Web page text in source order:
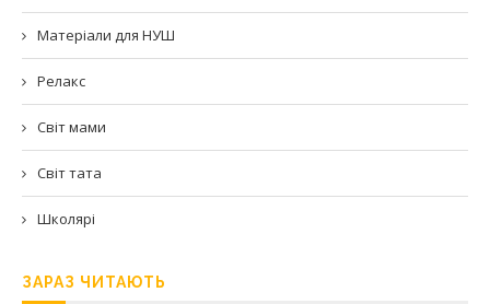
Матеріали для НУШ
Релакс
Світ мами
Світ тата
Школярі
ЗАРАЗ ЧИТАЮТЬ